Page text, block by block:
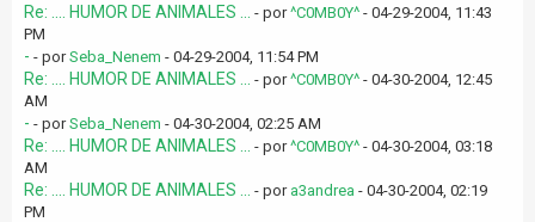
Re: .... HUMOR DE ANIMALES ... - por^C0MB0Y^ - 04-29-2004, 11:43
PM
- - porSeba_Nenem - 04-29-2004, 11:54 PM
Re: .... HUMOR DE ANIMALES ... - por^C0MB0Y^ - 04-30-2004, 12:45
AM
- - porSeba_Nenem - 04-30-2004, 02:25 AM
Re: .... HUMOR DE ANIMALES ... - por^C0MB0Y^ - 04-30-2004, 03:18
AM
Re: .... HUMOR DE ANIMALES ... - por a3andrea - 04-30-2004, 02:19
PM